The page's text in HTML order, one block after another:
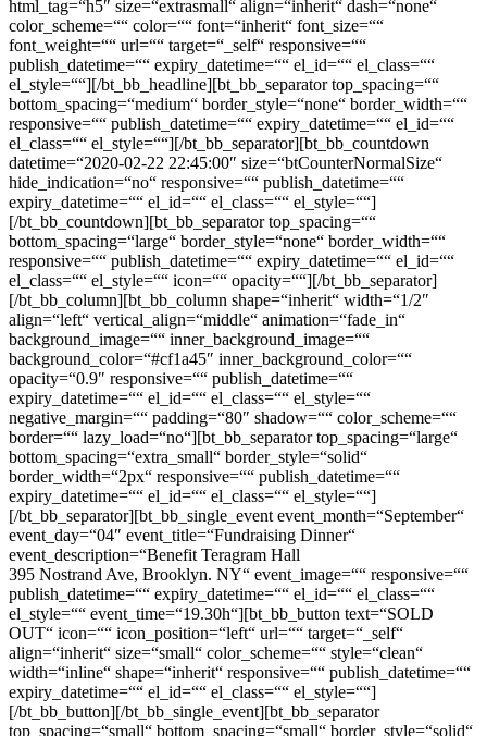
html_tag=“h5″ size=“extrasmall“ align=“inherit“ dash=“none“
color_scheme=““ color=““ font=“inherit“ font_size=““
font_weight=““ url=““ target=“_self“ responsive=““
publish_datetime=““ expiry_datetime=““ el_id=““ el_class=““
el_style=““][/bt_bb_headline][bt_bb_separator top_spacing=““
bottom_spacing=“medium“ border_style=“none“ border_width=““
responsive=““ publish_datetime=““ expiry_datetime=““ el_id=““
el_class=““ el_style=““][/bt_bb_separator][bt_bb_countdown
datetime=“2020-02-22 22:45:00″ size=“btCounterNormalSize“
hide_indication=“no“ responsive=““ publish_datetime=““
expiry_datetime=““ el_id=““ el_class=““ el_style=““]
[/bt_bb_countdown][bt_bb_separator top_spacing=““
bottom_spacing=“large“ border_style=“none“ border_width=““
responsive=““ publish_datetime=““ expiry_datetime=““ el_id=““
el_class=““ el_style=““ icon=““ opacity=““][/bt_bb_separator]
[/bt_bb_column][bt_bb_column shape=“inherit“ width=“1/2″
align=“left“ vertical_align=“middle“ animation=“fade_in“
background_image=““ inner_background_image=““
background_color=“#cf1a45″ inner_background_color=““
opacity=“0.9″ responsive=““ publish_datetime=““
expiry_datetime=““ el_id=““ el_class=““ el_style=““
negative_margin=““ padding=“80″ shadow=““ color_scheme=““
border=““ lazy_load=“no“][bt_bb_separator top_spacing=“large“
bottom_spacing=“extra_small“ border_style=“solid“
border_width=“2px“ responsive=““ publish_datetime=““
expiry_datetime=““ el_id=““ el_class=““ el_style=““]
[/bt_bb_separator][bt_bb_single_event event_month=“September“
event_day=“04″ event_title=“Fundraising Dinner“
event_description=“Benefit Teragram Hall
395 Nostrand Ave, Brooklyn. NY“ event_image=““ responsive=““
publish_datetime=““ expiry_datetime=““ el_id=““ el_class=““
el_style=““ event_time=“19.30h“][bt_bb_button text=“SOLD
OUT“ icon=““ icon_position=“left“ url=““ target=“_self“
align=“inherit“ size=“small“ color_scheme=““ style=“clean“
width=“inline“ shape=“inherit“ responsive=““ publish_datetime=““
expiry_datetime=““ el_id=““ el_class=““ el_style=““]
[/bt_bb_button][/bt_bb_single_event][bt_bb_separator
top_spacing=“small“ bottom_spacing=“small“ border_style=“solid“